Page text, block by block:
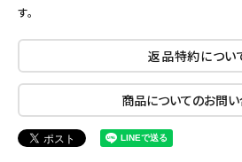
す。
返品特約につい
商品についてのお問